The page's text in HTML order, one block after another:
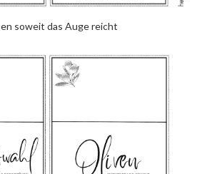
soweit das Auge reicht